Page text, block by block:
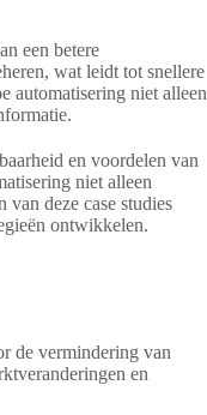
een betere
wat leidt tot snellere
automatisering niet alleen
en voordelen van
niet alleen
van deze case studies
ontwikkelen.
de vermindering van
en